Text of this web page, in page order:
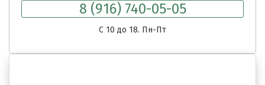
8 (916) 740-05-05
C 10 до 18. Пн-Пт